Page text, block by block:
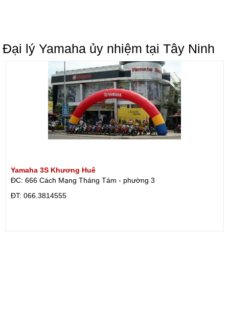
Đại lý Yamaha ủy nhiệm tại Tây Ninh
Yamaha 3S Khương Huê
ĐC: 666 Cách Mạng Tháng Tám - phường 3
ÐT: 066.3814555